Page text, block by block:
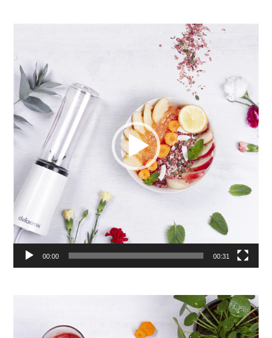
00:00 00:31